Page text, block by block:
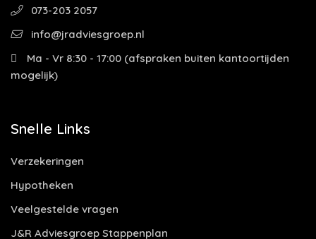
073-203 2057
info@jradviesgroep.nl
Ma - Vr 8:30 - 17:00 (afspraken buiten kantoortijden
mogelijk)
Snelle Links
Verzekeringen
Hypotheken
Veelgestelde vragen
J&R Adviesgroep Stappenplan